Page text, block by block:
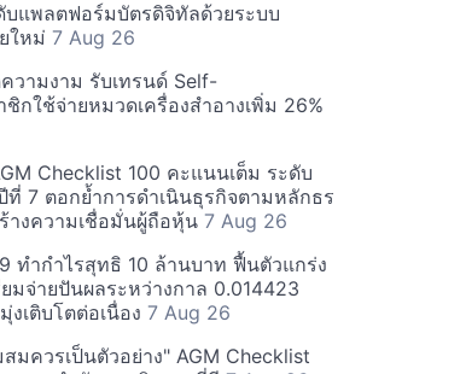
บแพลตฟอร์มบัตรดิจิทัลด้วยระบบ
ใหม่ 7 Aug 26
วามงาม รับเทรนด์ Self-
กใช้จ่ายหมวดเครื่องสำอางเพิ่ม 26%
Checklist 100 คะแนนเต็ม ระดับ
ที่ 7 ตอกย้ำการดำเนินธุรกิจตามหลักธร
างความเชื่อมั่นผู้ถือหุ้น 7 Aug 26
ทำกำไรสุทธิ 10 ล้านบาท ฟื้นตัวแกร่ง
มจ่ายปันผลระหว่างกาล 0.014423
เติบโตต่อเนื่อง 7 Aug 26
มควรเป็นตัวอย่าง" AGM Checklist